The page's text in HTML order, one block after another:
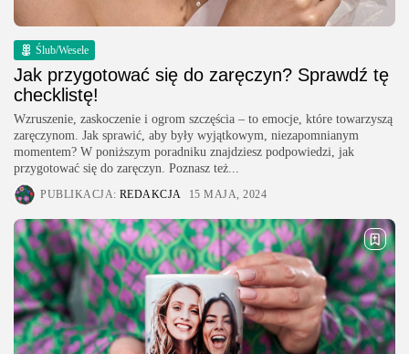
Ślub/Wesele
Jak przygotować się do zaręczyn? Sprawdź tę
checklistę!
Wzruszenie, zaskoczenie i ogrom szczęścia – to emocje, które towarzyszą
zaręczynom. Jak sprawić, aby były wyjątkowym, niezapomnianym
momentem? W poniższym poradniku znajdziesz podpowiedzi, jak
przygotować się do zaręczyn. Poznasz też...
PUBLIKACJA: REDAKCJA 15 MAJA, 2024